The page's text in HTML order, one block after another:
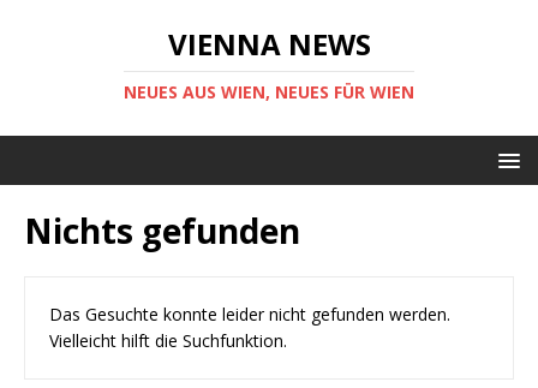
VIENNA NEWS
NEUES AUS WIEN, NEUES FÜR WIEN
Nichts gefunden
Das Gesuchte konnte leider nicht gefunden werden.
Vielleicht hilft die Suchfunktion.